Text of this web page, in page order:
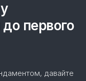
первого
давайте